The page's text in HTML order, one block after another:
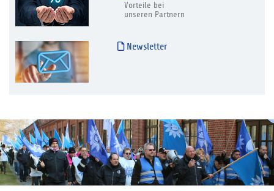
Vorteile bei
unseren Partnern
Newsletter